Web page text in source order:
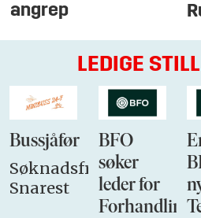
angrep
LEDIGE
Bussjåfør
Søknadsfrist:
Snarest
BFO
søker
leder for